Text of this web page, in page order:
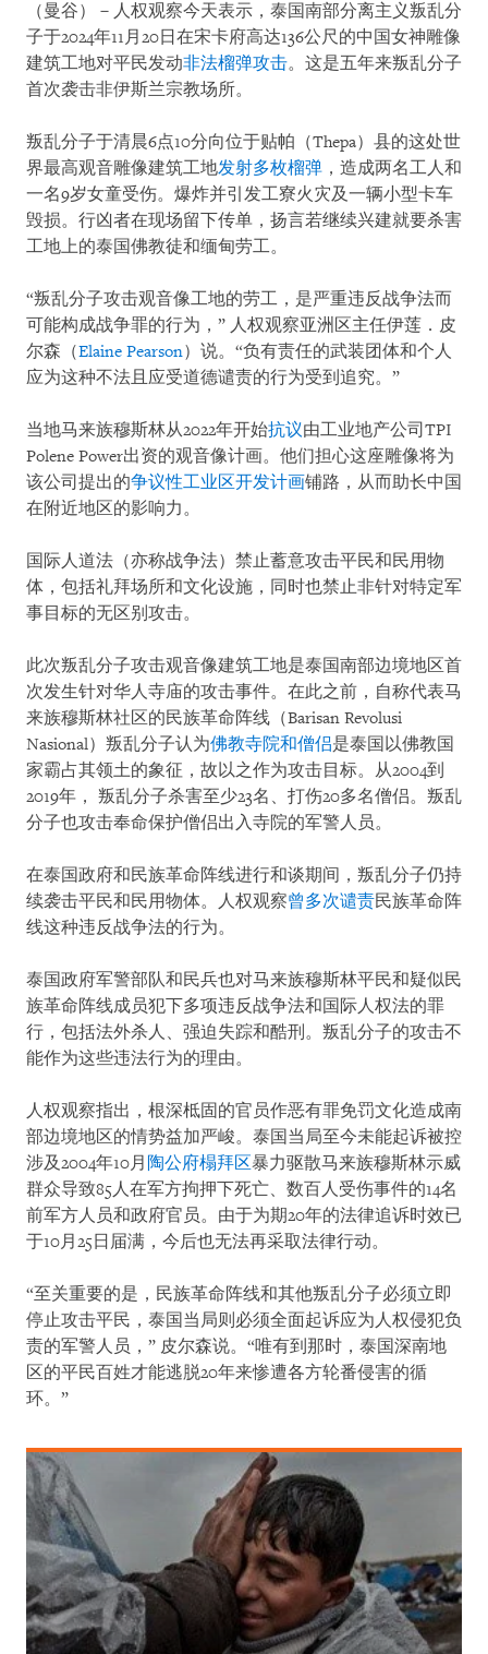
（曼谷）－人权观察今天表示，泰国南部分离主义叛乱分
子于2024年11月20日在宋卡府高达136公尺的中国女神雕像
建筑工地对平民发动非法榴弹攻击。这是五年来叛乱分子
首次袭击非伊斯兰宗教场所。
叛乱分子于清晨6点10分向位于贴帕（Thepa）县的这处世
界最高观音雕像建筑工地发射多枚榴弹 ，造成两名工人和
一名9岁女童受伤。爆炸并引发工寮火灾及一辆小型卡车
毁损。行凶者在现场留下传单，扬言若继续兴建就要杀害
工地上的泰国佛教徒和缅甸劳工。
“叛乱分子攻击观音像工地的劳工，是严重违反战争法而
可能构成战争罪的行为，” 人权观察亚洲区主任伊莲．皮
尔森（Elaine Pearson）说。“负有责任的武装团体和个人
应为这种不法且应受道德谴责的行为受到追究。”
当地马来族穆斯林从2022年开始抗议由工业地产公司TPI
Polene Power出资的观音像计画。他们担心这座雕像将为
该公司提出的争议性工业区开发计画铺路，从而助长中国
在附近地区的影响力。
国际人道法（亦称战争法）禁止蓄意攻击平民和民用物
体，包括礼拜场所和文化设施，同时也禁止非针对特定军
事目标的无区别攻击。
此次叛乱分子攻击观音像建筑工地是泰国南部边境地区首
次发生针对华人寺庙的攻击事件。在此之前，自称代表马
来族穆斯林社区的民族革命阵线（Barisan Revolusi
Nasional）叛乱分子认为佛教寺院和僧侣是泰国以佛教国
家霸占其领土的象征，故以之作为攻击目标。从2004到
2019年， 叛乱分子杀害至少23名、打伤20多名僧侣。叛乱
分子也攻击奉命保护僧侣出入寺院的军警人员。
在泰国政府和民族革命阵线进行和谈期间，叛乱分子仍持
续袭击平民和民用物体。人权观察曾多次谴责民族革命阵
线这种违反战争法的行为。
泰国政府军警部队和民兵也对马来族穆斯林平民和疑似民
族革命阵线成员犯下多项违反战争法和国际人权法的罪
行，包括法外杀人、强迫失踪和酷刑。叛乱分子的攻击不
能作为这些违法行为的理由。
人权观察指出，根深柢固的官员作恶有罪免罚文化造成南
部边境地区的情势益加严峻。泰国当局至今未能起诉被控
涉及2004年10月 陶公府榻拜区暴力驱散马来族穆斯林示威
群众导致85人在军方拘押下死亡、数百人受伤事件的14名
前军方人员和政府官员。由于为期20年的法律追诉时效已
于10月25日届满，今后也无法再采取法律行动。
“至关重要的是，民族革命阵线和其他叛乱分子必须立即
停止攻击平民，泰国当局则必须全面起诉应为人权侵犯负
责的军警人员，” 皮尔森说。“唯有到那时，泰国深南地
区的平民百姓才能逃脱20年来惨遭各方轮番侵害的循
环。”